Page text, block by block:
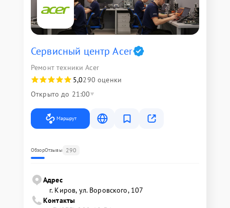
Сервисный центр Acer
Ремонт техники Acer
5,0290 оценки
Открыто до 21:00
Маршрут
ОбзорОтзывы 290
Адрес
г. Киров, ул. Воровского, 107
Контакты